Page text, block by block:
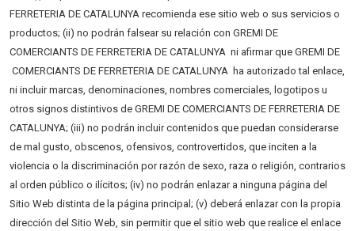
FERRETERIA DE CATALUNYA recomienda ese sitio web o sus servicios o
productos; (ii) no podrán falsear su relación con GREMI DE
COMERCIANTS DE FERRETERIA DE CATALUNYA ni afirmar que GREMI DE
COMERCIANTS DE FERRETERIA DE CATALUNYA ha autorizado tal enlace,
ni incluir marcas, denominaciones, nombres comerciales, logotipos u
otros signos distintivos de GREMI DE COMERCIANTS DE FERRETERIA DE
CATALUNYA; (iii) no podrán incluir contenidos que puedan considerarse
de mal gusto, obscenos, ofensivos, controvertidos, que inciten a la
violencia o la discriminación por razón de sexo, raza o religión, contrarios
al orden público o ilícitos; (iv) no podrán enlazar a ninguna página del
Sitio Web distinta de la página principal; (v) deberá enlazar con la propia
dirección del Sitio Web, sin permitir que el sitio web que realice el enlace